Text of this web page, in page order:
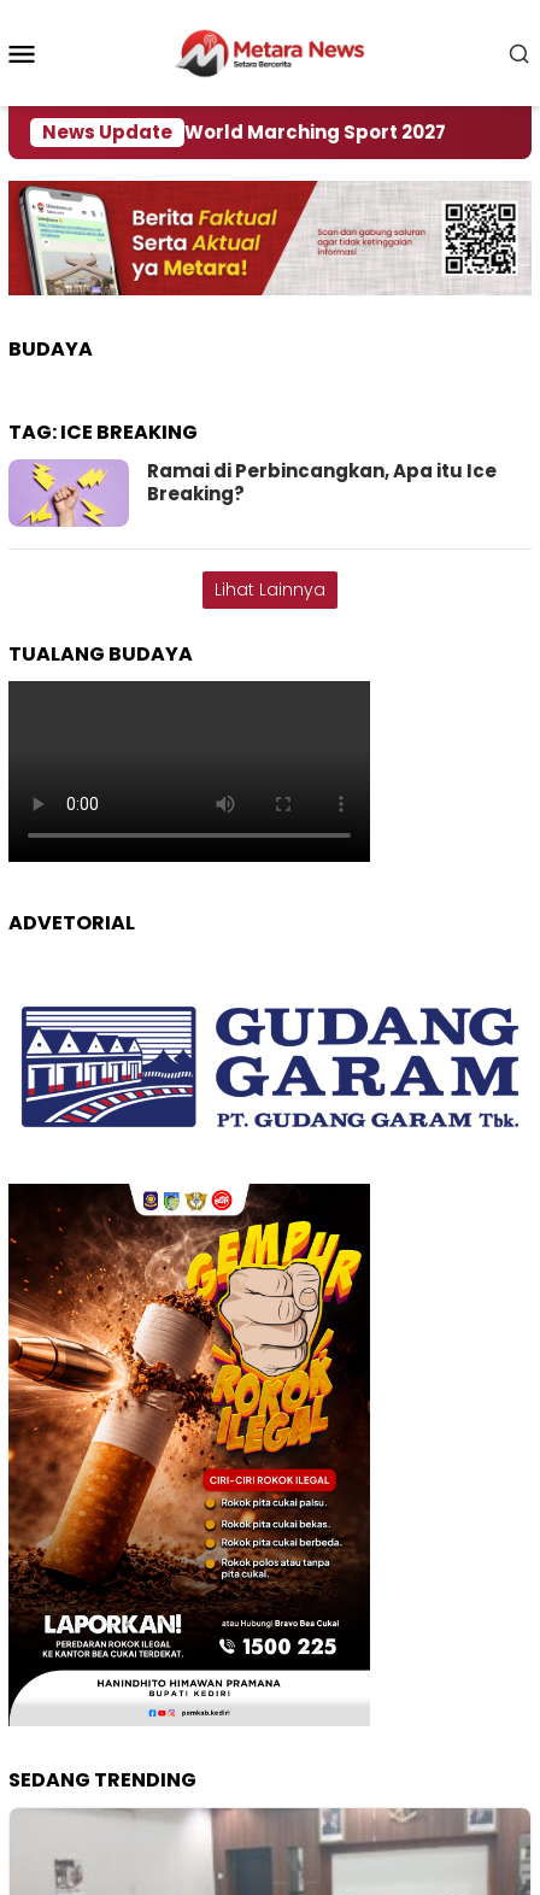
konten
News Update
Tuan Rumah World Marching Sport 2027
BUDAYA
TAG:ICE BREAKING
Ramai di Perbincangkan, Apa itu Ice
Breaking?
Lihat Lainnya
TUALANG BUDAYA
ADVETORIAL
SEDANG TRENDING